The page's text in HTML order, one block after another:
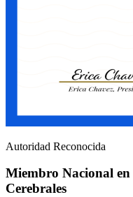
Autoridad Reconocida
Miembro Nacional en
Cerebrales